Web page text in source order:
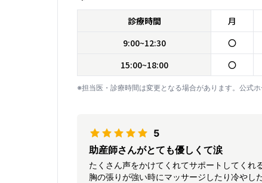
診療時間 月
9:00~12:30
〇
15:00~18:00
〇
※担当医・診療時間は変更となる場合があります。公式ホ
5
助産師さんがとても優しくて涙
たくさん声をかけてくれてサポートしてくれ
胸の張りが強い時にマッサージしたり冷やし